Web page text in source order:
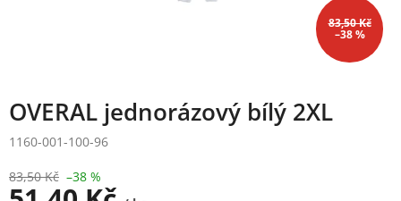
83,50 Kč
–38 %
OVERAL jednorázový bílý 2XL
1160-001-100-96
83,50 Kč –38 %